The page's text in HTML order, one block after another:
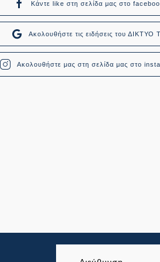
Κάντε like στη σελίδα μας στο
Ακολουθήστε τις ειδήσεις του
Ακολουθήστε μας στη σελίδα μας στο